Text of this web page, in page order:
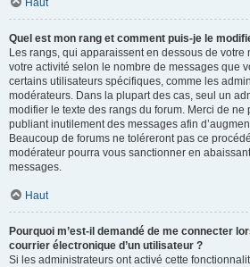
Haut
Quel est mon rang et comment puis-je le
Les rangs, qui apparaissent en dessous de votre
votre activité selon le nombre de messages que
certains utilisateurs spécifiques, comme les
modérateurs. Dans la plupart des cas, seul un
modifier le texte des rangs du forum. Merci de ne
publiant inutilement des messages afin
Beaucoup de forums ne toléreront pas ce
modérateur pourra vous sanctionner en
messages.
Haut
Pourquoi m’est-il demandé de me connecter
courrier électronique d’un utilisateur ?
Si les administrateurs ont activé cette